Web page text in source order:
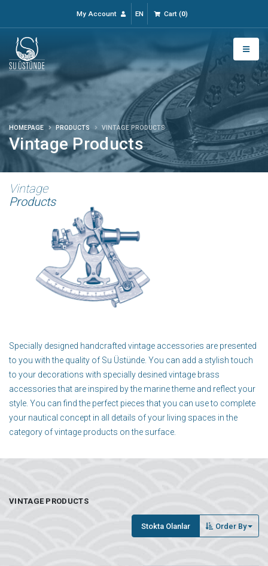
My Account EN Cart (0)
Vintage Products
HOMEPAGE PRODUCTS VINTAGE PRODUCTS
Vintage
Products
Specially designed handcrafted vintage accessories are presented
to you with the quality of Su Üstünde. You can add a stylish touch
to your decorations with specially desined vintage brass
accessories that are inspired by the marine theme and reflect your
style. You can find the perfect pieces that you can use to complete
your nautical concept in all details of your living spaces in the
category of vintage products on the surface.
VINTAGE PRODUCTS
Stokta Olanlar Order By